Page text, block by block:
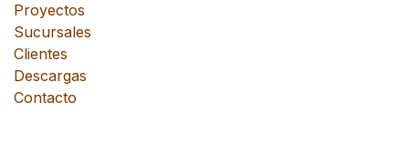
Proyectos
Sucursales
Clientes
Descargas
Contacto